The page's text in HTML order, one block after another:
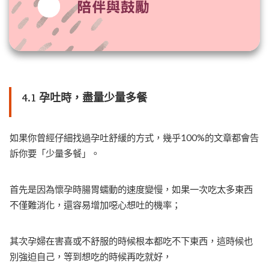
4.1 孕吐時，盡量少量多餐
如果你曾經仔細找過孕吐舒緩的方式，幾乎100%的文章都會告
訴你要「少量多餐」。
首先是因為懷孕時腸胃蠕動的速度變慢，如果一次吃太多東西
不僅難消化，還容易增加噁心想吐的機率；
其次孕婦在害喜或不舒服的時候根本都吃不下東西，這時候也
別強迫自己，等到想吃的時候再吃就好，